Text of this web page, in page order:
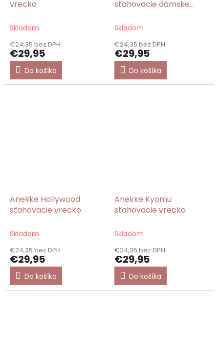
vrecko
Skladom
€24,35 bez DPH
€29,95
Do košíka
sťahovacie dámske
Skladom
€24,35 bez DPH
€29,95
Do košíka
Anekke Hollywood
sťahovacie vrecko
Skladom
€24,35 bez DPH
€29,95
Do košíka
Anekke Kyomu
sťahovacie vrecko
Skladom
€24,35 bez DPH
€29,95
Do košíka